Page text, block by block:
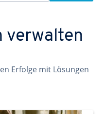
verwalten
Erfolge mit Lösungen